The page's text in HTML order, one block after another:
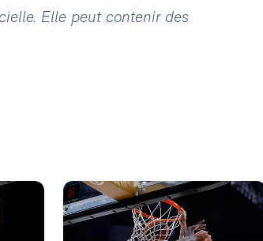
Elle peut contenir des